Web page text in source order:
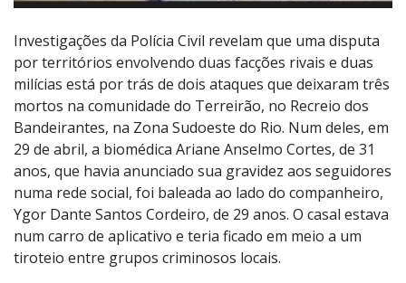
Investigações da Polícia Civil revelam que uma disputa
por territórios envolvendo duas facções rivais e duas
milícias está por trás de dois ataques que deixaram três
mortos na comunidade do Terreirão, no Recreio dos
Bandeirantes, na Zona Sudoeste do Rio. Num deles, em
29 de abril, a biomédica Ariane Anselmo Cortes, de 31
anos, que havia anunciado sua gravidez aos seguidores
numa rede social, foi baleada ao lado do companheiro,
Ygor Dante Santos Cordeiro, de 29 anos. O casal estava
num carro de aplicativo e teria ficado em meio a um
tiroteio entre grupos criminosos locais.